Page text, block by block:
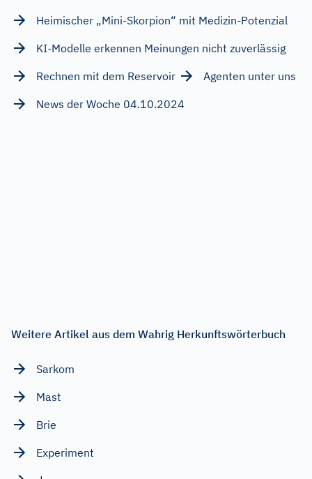
Heimischer „Mini-Skorpion“ mit Medizin-Potenzial
KI-Modelle erkennen Meinungen nicht zuverlässig
Rechnen mit dem Reservoir
Agenten unter uns
News der Woche 04.10.2024
Weitere Artikel aus dem Wahrig Herkunftswörterbuch
Sarkom
Mast
Brie
Experiment